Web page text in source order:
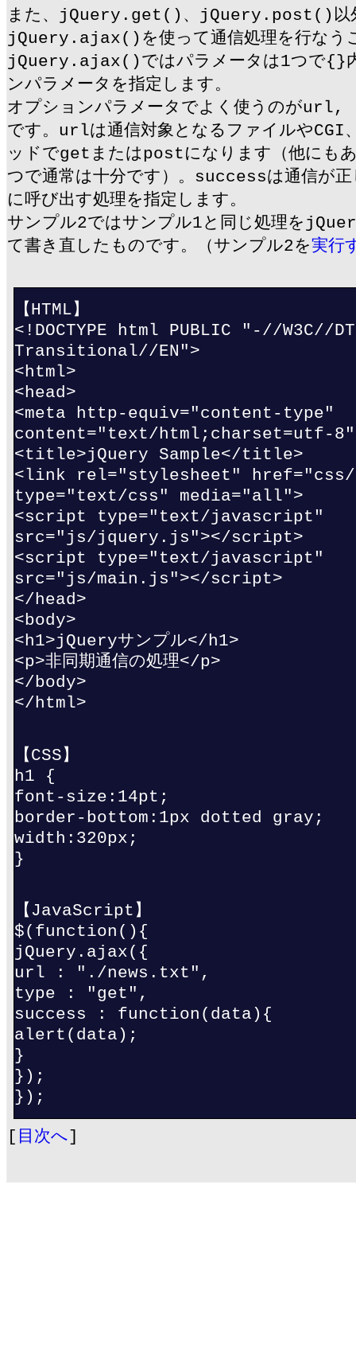
また、jQuery.get()、jQuery.post()以
jQuery.ajax()を使って通信処理を行なう
jQuery.ajax()ではパラメータは1つで{}
ンパラメータを指定します。
オプションパラメータでよく使うのが
です。urlは通信対象となるファイルやCGI
ッドでgetまたはpostになります（他にも
つで通常は十分です）。successは通信が正
に呼び出す処理を指定します。
サンプル2ではサンプル1と同じ処理を
て書き直したものです。（サンプル2を実行
【HTML】
<!DOCTYPE html PUBLIC "-//W3C//
Transitional//EN">
<html>
<head>
<meta http-equiv="content-type"
content="text/html;charset=utf-
<title>jQuery Sample</title>
<link rel="stylesheet" href="css/
type="text/css" media="all">
<script type="text/javascript"
src="js/jquery.js"></script>
<script type="text/javascript"
src="js/main.js"></script>
</head>
<body>
<h1>jQueryサンプル</h1>
<p>非同期通信の処理</p>
</body>
</html>
【CSS】
h1 {
font-size:14pt;
border-bottom:1px dotted gray;
width:320px;
}
【JavaScript】
$(function(){
jQuery.ajax({
url : "./news.txt",
type : "get",
success : function(data){
alert(data);
}
});
});
[ 目次へ]